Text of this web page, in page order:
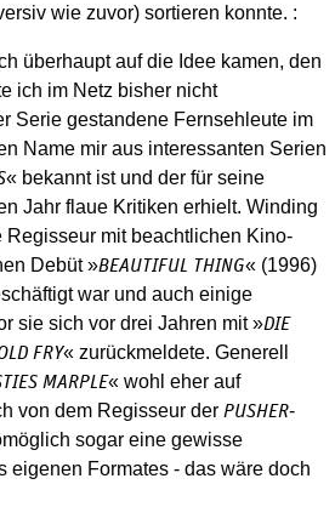
wie zuvor) sortieren konnte. :
überhaupt auf die Idee kamen, den
ich im Netz bisher nicht
Serie gestandene Fernsehleute im
Name mir aus interessanten Serien
« bekannt ist und der für seine
Jahr flaue Kritiken erhielt. Winding
mit beachtlichen Kino-
Debüt »BEAUTIFUL THING« (1996)
war und auch einige
sie sich vor drei Jahren mit »DIE
FRY« zurückmeldete. Generell
MARPLE« wohl eher auf
von dem Regisseur der PUSHER-
sogar eine gewisse
eigenen Formates - das wäre doch